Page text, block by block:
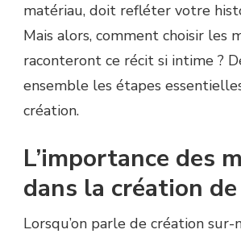
matériau, doit refléter votre
Mais alors, comment choisir les
raconteront ce récit si intime ?
ensemble les étapes
création.
L’importance des
dans la création
Lorsqu’on parle de création sur-